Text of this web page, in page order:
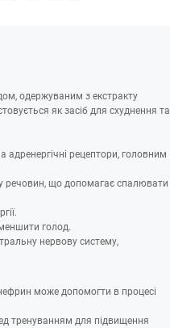
одержуваним з екстракту
як засіб для схуднення та
адренергічні рецептори, головним
речовин, що допомагає спалювати
голод.
нервову систему,
може допомогти в процесі
тренуванням для підвищення